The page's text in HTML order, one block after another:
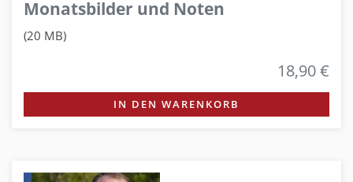
Monatsbilder und Noten
(20 MB)
18,90 €
IN DEN WARENKORB